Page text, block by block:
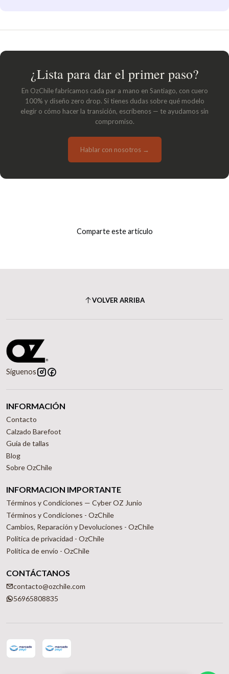
¿Lista para dar el primer paso?
En OzChile fabricamos cada par a mano en Santiago, con cuero
100% y diseño zero drop. Si tienes dudas sobre qué modelo
elegir o cómo hacer la transición, escríbenos — te ayudamos sin
compromiso.
Hablar con nosotros →
Comparte este artículo
VOLVER ARRIBA
Síguenos
INFORMACIÓN
Contacto
Calzado Barefoot
Guía de tallas
Blog
Sobre OzChile
INFORMACION IMPORTANTE
Términos y Condiciones — Cyber OZ Junio
Términos y Condiciones - OzChile
Cambios, Reparación y Devoluciones - OzChile
Política de privacidad - OzChile
Política de envío - OzChile
CONTÁCTANOS
contacto@ozchile.com
56965808835